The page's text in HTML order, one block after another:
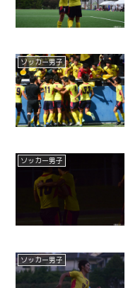
ソッカー男子
ソッカー男子
ソッカー男子